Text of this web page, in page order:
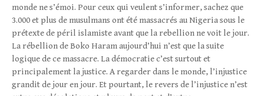
monde ne s’émoi. Pour ceux qui veulent s’informer, sachez que
3.000 et plus de musulmans ont été massacrés au Nigeria sous le
prétexte de péril islamiste avant que la rebellion ne voit le jour.
La rébellion de Boko Haram aujourd’hui n’est que la suite
logique de ce massacre. La démocratie c’est surtout et
principalement la justice. A regarder dans le monde, l’injustice
grandit de jour en jour. Et pourtant, le revers de l’injustice n’est